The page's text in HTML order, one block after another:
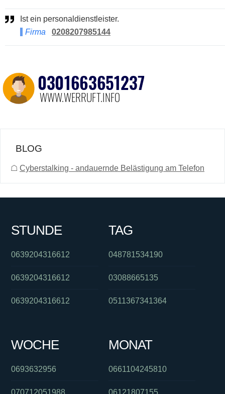
Ist ein personaldienstleister.
Firma
0208207985144
BLOG
☖ Cyberstalking - andauernde Belästigung am Telefon
STUNDE
0639204316612
0639204316612
0639204316612
TAG
048781534190
03088665135
0511367341364
WOCHE
0693632956
070712051988
MONAT
0661104245810
06121807155